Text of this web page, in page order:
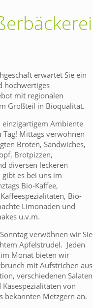
erwartet Sie ein
hochwertiges
mit regionalen
Großteil in Bioqualität.
einzigartigem Ambiente
Tag! Mittags verwöhnen
Broten, Sandwiches,
Brotpizzen,
diversen leckeren
gibt es bei uns im
Bio-Kaffee,
Bio-
Limonaden und
u.v.m.
verwöhnen wir Sie
Apfelstrudel. Jeden
Monat bieten wir
mit Aufstrichen aus
verschiedenen Salaten
von
bekannten Metzgern an.